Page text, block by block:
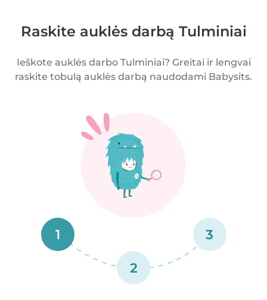
Raskite auklės darbą Tulminiai
Ieškote auklės darbo Tulminiai? Greitai ir lengvai
raskite tobulą auklės darbą naudodami Babysits.
1
2
3